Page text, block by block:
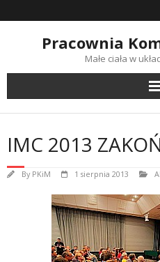
to
Pracownia
Małe ciała w
IMC 2013
By PKiM 1 sierpnia 2013